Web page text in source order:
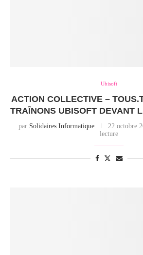
Ubisoft
ACTION COLLECTIVE –
TRAÎNONS UBISOFT DEVANT
par Solidaires Informatique 22 octobre
lecture